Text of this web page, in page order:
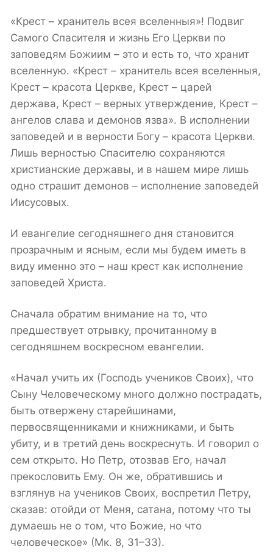
«Крест – хранитель всея вселенныя»! Подвиг
Самого Спасителя и жизнь Его Церкви по
заповедям Божиим – это и есть то, что хранит
вселенную. «Крест – хранитель всея вселенныя,
Крест – красота Церкве, Крест – царей
держава, Крест – верных утверждение, Крест –
ангелов слава и демонов язва». В исполнении
заповедей и в верности Богу – красота Церкви.
Лишь верностью Спасителю сохраняются
христианские державы, и в нашем мире лишь
одно страшит демонов – исполнение заповедей
Иисусовых.
И евангелие сегодняшнего дня становится
прозрачным и ясным, если мы будем иметь в
виду именно это – наш крест как исполнение
заповедей Христа.
Сначала обратим внимание на то, что
предшествует отрывку, прочитанному в
сегодняшнем воскресном евангелии.
«Начал учить их (Господь учеников Своих), что
Сыну Человеческому много должно пострадать,
быть отвержену старейшинами,
первосвященниками и книжниками, и быть
убиту, и в третий день воскреснуть. И говорил о
сем открыто. Но Петр, отозвав Его, начал
прекословить Ему. Он же, обратившись и
взглянув на учеников Своих, воспретил Петру,
сказав: отойди от Меня, сатана, потому что ты
думаешь не о том, что Божие, но что
человеческое» (Мк. 8, 31–33).